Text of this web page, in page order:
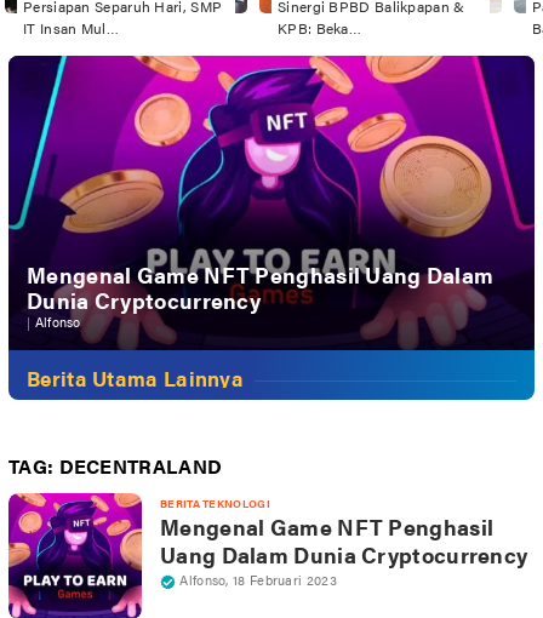
Persiapan Separuh Hari, SMP
IT Insan Mul…
Sinergi BPBD Balikpapan &
KPB: Beka…
Mengenal Game NFT Penghasil Uang Dalam
Dunia Cryptocurrency
| Alfonso
Berita Utama Lainnya
TAG: DECENTRALAND
BERITA TEKNOLOGI
Mengenal Game NFT Penghasil
Uang Dalam Dunia Cryptocurrency
Alfonso,18 Februari 2023